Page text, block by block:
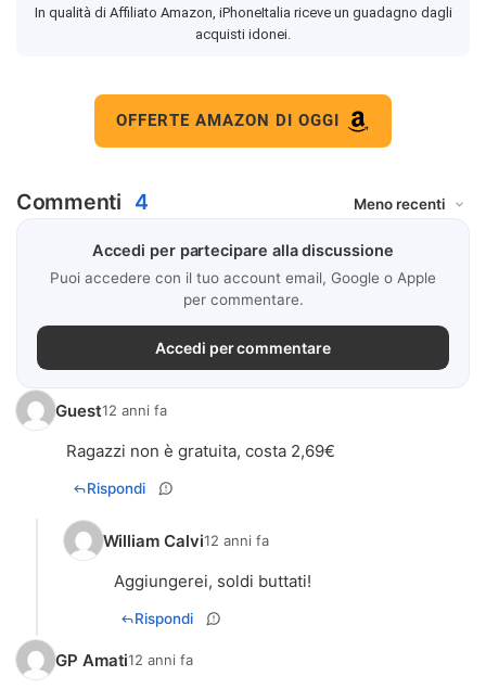
In qualità di Affiliato Amazon, iPhoneItalia riceve un guadagno dagli
acquisti idonei.
OFFERTE AMAZON DI OGGI
Commenti 4
Accedi per partecipare alla discussione
Puoi accedere con il tuo account email, Google o Apple
per commentare.
Accedi per commentare
Guest12 anni fa
Ragazzi non è gratuita, costa 2,69€
Rispondi
William Calvi12 anni fa
Aggiungerei, soldi buttati!
Rispondi
GP Amati12 anni fa